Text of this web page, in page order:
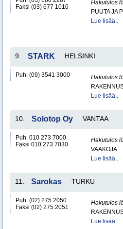
Faksi (03) 677 1010
Hakutulos
PUUTA JA
Lue lisää..
9. STARK HELSINKI
Puh. (09) 3541 3000
Hakutulos
Lue lisää..
10. Solotop Oy VANTAA
Puh. 010 273 7000
Faksi 010 273 7030
Hakutulos
VAAKOJA
Lue lisää..
11. Sarokas TURKU
Puh. (02) 275 2050
Faksi (02) 275 2051
Hakutulos
Lue lisää..